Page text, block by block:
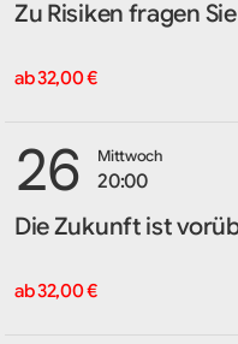
Zu Risiken fragen
ab 32,00 €
26 Mittwoch
20:00
Die Zukunft ist
ab 32,00 €